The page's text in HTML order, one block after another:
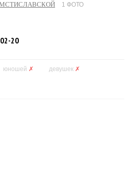
МСТИСЛАВСКОЙ 1 ФОТО
20
юношей ✗ девушек ✗